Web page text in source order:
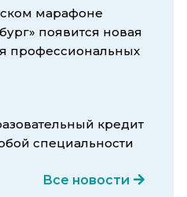
марафоне
появится новая
профессиональных
кредит
специальности
Все новости